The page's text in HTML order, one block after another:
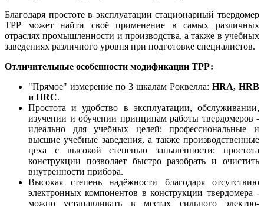
Благодаря простоте в эксплуатации стационарный твердомер
ТРР может найти своё применение в самых различных
отраслях промышленности и производства, а также в учебных
заведениях различного уровня при подготовке специалистов.
Отличительные особенности модификации ТРР:
"Прямое" измерение по 3 шкалам Роквелла: HRA, HRB
и HRC.
Простота и удобство в эксплуатации, обслуживании,
изучении и обучении принципам работы твердомеров -
идеально для учебных целей: профессиональные и
высшие учебные заведения, а также производственные
цеха с высокой степенью запылённости: простота
конструкции позволяет быстро разобрать и очистить
внутренности прибора.
Высокая степень надёжности благодаря отсутствию
электронных компонентов в конструкции твердомера -
можно устанавливать в местах сильного электро-